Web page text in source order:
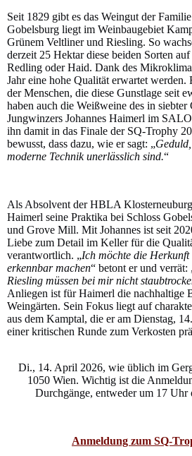
Seit 1829 gibt es das Weingut der
Gobelsburg liegt im Weinbaugebiet
Grünem Veltliner und Riesling. So
derzeit 25 Hektar diese beiden Sorten
Redling oder Haid. Dank des
Jahr eine hohe Qualität erwartet
der Menschen, die diese Gunstlage seit
haben auch die Weißweine des in siebter
Jungwinzers Johannes Haimerl im
ihn damit in das Finale der SQ-Trophy
bewusst, dass dazu, wie er sagt: „
moderne Technik unerlässlich sind.“
Als Absolvent der HBLA
Haimerl seine Praktika bei Schloss
und Grove Mill. Mit Johannes ist seit
Liebe zum Detail im Keller für die
verantwortlich. „Ich möchte die Herkunft
erkennbar machen“ betont er und verrät:
Riesling müssen bei mir nicht
Anliegen ist für Haimerl die nachhaltige
Weingärten. Sein Fokus liegt auf
aus dem Kamptal, die er am Dienstag,
einer kritischen Runde zum Verkosten
Di., 14. April 2026, wie üblich im
1050 Wien. Wichtig ist die
Durchgänge, entweder um 17 Uhr
Anmeldung zum SQ-